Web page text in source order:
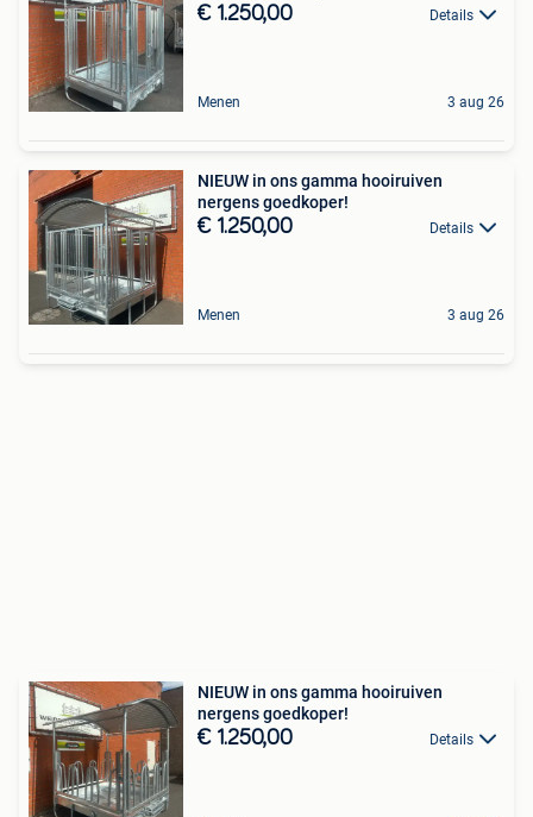
€ 1.250,00 Details
Menen 3 aug 26
NIEUW in ons gamma hooiruiven
nergens goedkoper!
€ 1.250,00 Details
Menen 3 aug 26
NIEUW in ons gamma hooiruiven
nergens goedkoper!
€ 1.250,00 Details